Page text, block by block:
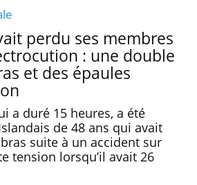
perdu ses membres
: une double
et des épaules
a duré 15 heures, a été
de 48 ans qui avait
suite à un accident sur
tension lorsqu’il avait 26